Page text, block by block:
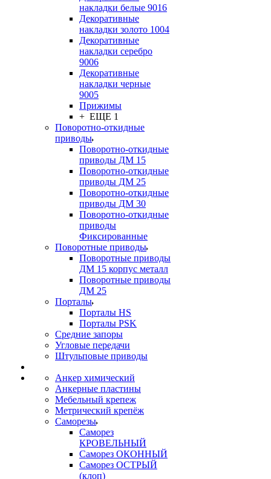
накладки белые 9016
Декоративные
накладки золото 1004
Декоративные
накладки серебро
9006
Декоративные
накладки черные
9005
Прижимы
+ ЕЩЕ 1
Поворотно-откидные
приводы
Поворотно-откидные
приводы ДМ 15
Поворотно-откидные
приводы ДМ 25
Поворотно-откидные
приводы ДМ 30
Поворотно-откидные
приводы
Фиксированные
Поворотные приводы
Поворотные приводы
ДМ 15 корпус металл
Поворотные приводы
ДМ 25
Порталы
Порталы HS
Порталы PSK
Средние запоры
Угловые передачи
Штульповые приводы
Анкер химический
Анкерные пластины
Мебельный крепеж
Метрический крепёж
Саморезы
Саморез
КРОВЕЛЬНЫЙ
Саморез ОКОННЫЙ
Саморез ОСТРЫЙ
(клоп)